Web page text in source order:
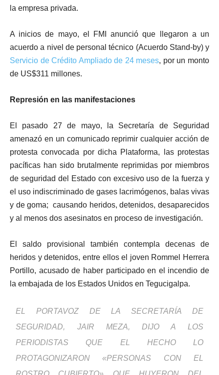
la empresa privada.
A inicios de mayo, el FMI anunció que llegaron a un
acuerdo a nivel de personal técnico (Acuerdo Stand-by) y
Servicio de Crédito Ampliado de 24 meses, por un monto
de US$311 millones.
Represión en las manifestaciones
El pasado 27 de mayo, la Secretaría de Seguridad
amenazó en un comunicado reprimir cualquier acción de
protesta convocada por dicha Plataforma, las protestas
pacíficas han sido brutalmente reprimidas por miembros
de seguridad del Estado con excesivo uso de la fuerza y
el uso indiscriminado de gases lacrimógenos, balas vivas
y de goma; causando heridos, detenidos, desaparecidos
y al menos dos asesinatos en proceso de investigación.
El saldo provisional también contempla decenas de
heridos y detenidos, entre ellos el joven Rommel Herrera
Portillo, acusado de haber participado en el incendio de
la embajada de los Estados Unidos en Tegucigalpa.
EL PORTAVOZ DE LA SECRETARÍA DE
SEGURIDAD, JAIR MEZA, DIJO A LOS
PERIODISTAS QUE EL HECHO LO
PROTAGONIZARON «PERSONAS CON EL